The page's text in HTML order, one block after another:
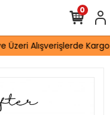
Üzeri Alışverişlerde
0